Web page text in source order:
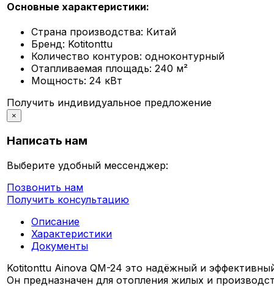
Основные характеристики:
Страна производства: Китай
Бренд: Kotitonttu
Количество контуров: одноконтурный
Отапливаемая площадь: 240 м²
Мощность: 24 кВт
Получить индивидуальное предложение
×
Написать нам
Выберите удобный мессенджер:
Позвонить нам
Получить консультацию
Описание
Характеристики
Документы
Kotitonttu Ainova QM-24 это надёжный и
Он предназначен для отопления жилых и